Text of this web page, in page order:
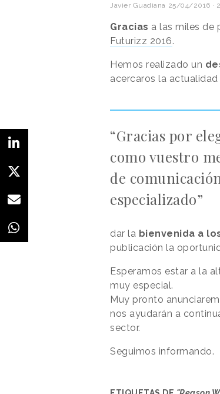
Javier Guadiana 25/04/2016 ·
Gracias a las miles de
Futurizz 2016.
Hemos realizado un
acercaros la
“Gracias por
como vuestro
de comunicación
especializado”
dar la bienvenida a
publicación la
Esperamos estar a la
muy especial.
Muy pronto
nos ayudarán a
sector.
Seguimos informando.